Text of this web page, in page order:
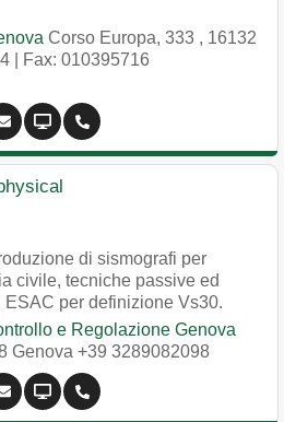
Corso Europa, 333 , 16132
| Fax: 010395716
di sismografi per
civile, tecniche passive ed
ESAC per definizione Vs30.
e Regolazione Genova
Genova +39 3289082098